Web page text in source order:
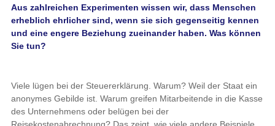
Aus zahlreichen Experimenten wissen wir, dass Menschen
erheblich ehrlicher sind, wenn sie sich gegenseitig kennen
und eine engere Beziehung zueinander haben. Was können
Sie tun?
Viele lügen bei der Steuererklärung. Warum? Weil der Staat ein
anonymes Gebilde ist. Warum greifen Mitarbeitende in die Kasse
des Unternehmens oder belügen bei der